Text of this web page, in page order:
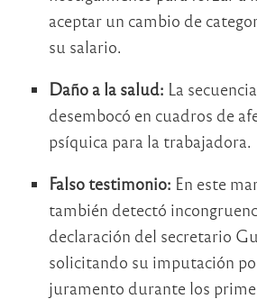
aceptar un cambio de
su salario.
Daño a la salud: La
desembocó en cuadros de
psíquica para la trabajadora.
Falso testimonio: En este
también detectó
declaración del secretario
solicitando su imputación
juramento durante los